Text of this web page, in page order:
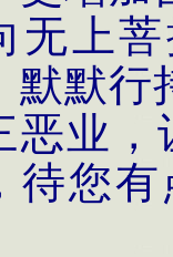
无上
默默行
恶业，
待您